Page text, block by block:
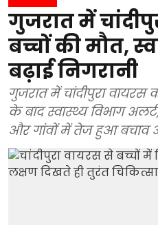
गुजरात में
बच्चों की मौत,
बढ़ाई निगरानी
गुजरात में चांदीपुरा वायरस
के बाद स्वास्थ्य विभाग
और गांवों में तेज हुआ बचाव